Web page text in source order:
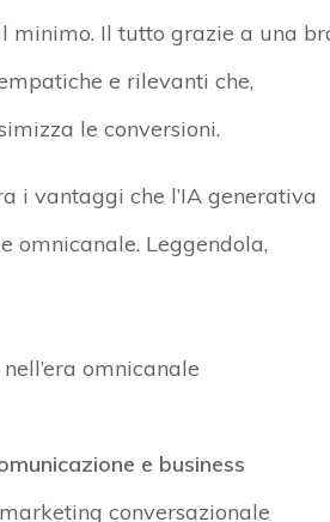
minimo. Il tutto grazie a una
e rilevanti che,
le conversioni.
i vantaggi che l’IA generativa
omnicanale. Leggendola,
omnicanale
e business
conversazionale